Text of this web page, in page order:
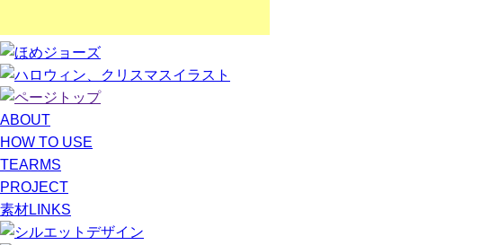
ABOUT
HOW TO USE
TEARMS
PROJECT
素材LINKS